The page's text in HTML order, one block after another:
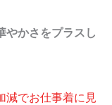
やかさをプラスし
減でお仕事着に見